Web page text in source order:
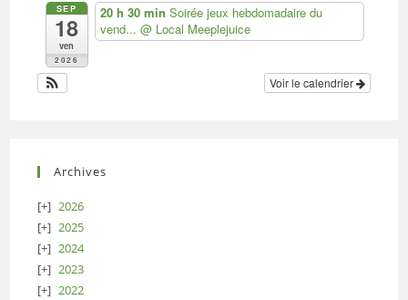
SEP
18
ven
2026
20 h 30 min Soirée jeux hebdomadaire du
vend... @ Local Meeplejuice
Voir le calendrier
Archives
2026
2025
2024
2023
2022